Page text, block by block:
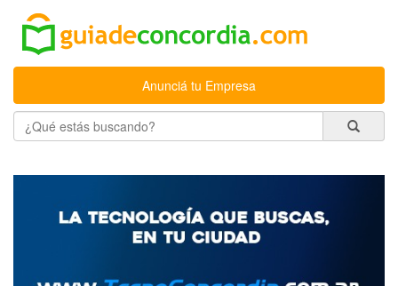
Anunciá tu Empresa